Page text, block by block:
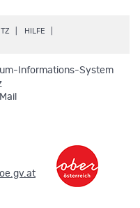
HILFE
Informations-System
.